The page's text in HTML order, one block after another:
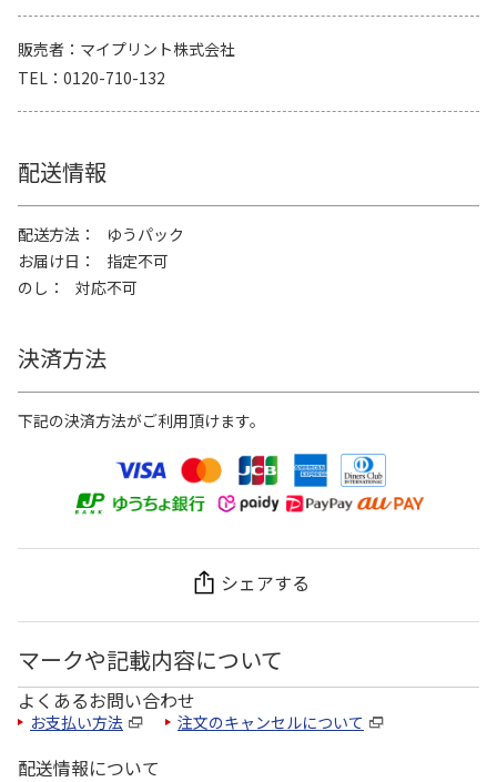
販売者
マイプリント株式会社
TEL
0120-710-132
配送情報
配送方法
ゆうパック
お届け日
指定不可
のし
対応不可
決済方法
下記の決済方法がご利用頂けます。
シェアする
マークや記載内容について
よくあるお問い合わせ
お支払い方法 注文のキャンセルについて
配送情報について